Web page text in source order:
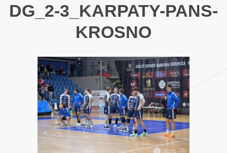
DG_2-3_KARPATY-PANS-
KROSNO